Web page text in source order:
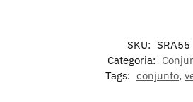
SKU: SRA55
Categoria:
Tags: conjunto,